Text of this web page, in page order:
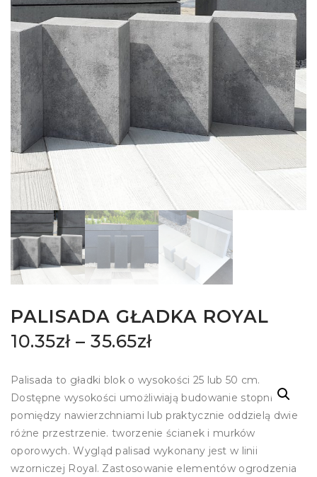
PALISADA GŁADKA ROYAL
10.35zł– 35.65zł
Palisada to gładki blok o wysokości 25 lub 50 cm.
Dostępne wysokości umożliwiają budowanie stopni
pomiędzy nawierzchniami lub praktycznie oddzielą dwie
różne przestrzenie. tworzenie ścianek i murków
oporowych. Wygląd palisad wykonany jest w linii
wzorniczej Royal. Zastosowanie elementów ogrodzenia